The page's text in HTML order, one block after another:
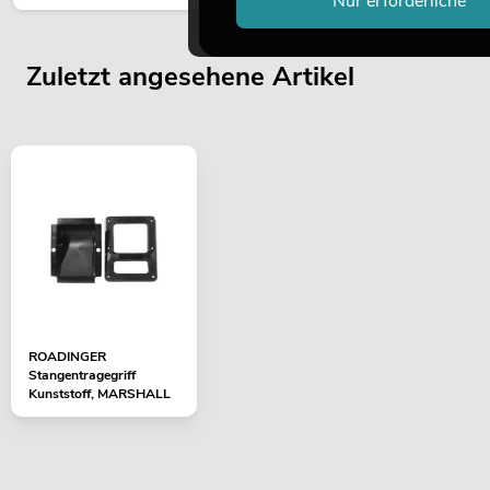
Raumkonzept.
Zuletzt angesehene Artikel
ROADINGER
Stangentragegriff
Kunststoff, MARSHALL